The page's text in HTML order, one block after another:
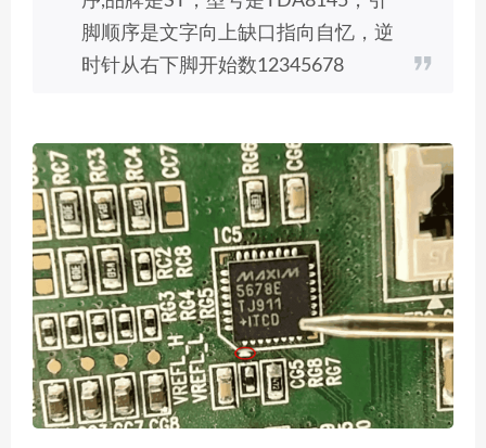
脚顺序是文字向上缺口指向自忆，逆
时针从右下脚开始数12345678